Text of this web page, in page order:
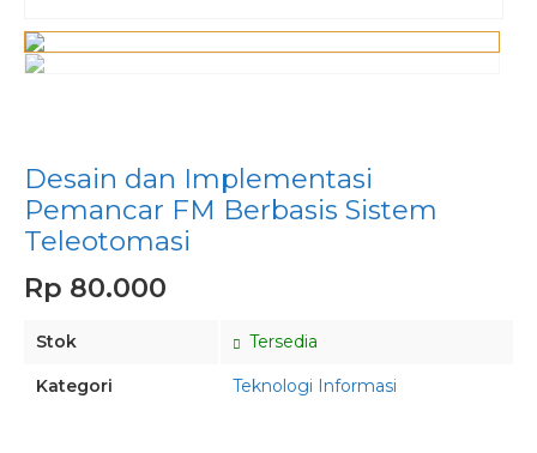
Desain dan Implementasi
Pemancar FM Berbasis Sistem
Teleotomasi
Rp 80.000
Stok Tersedia
Kategori Teknologi Informasi